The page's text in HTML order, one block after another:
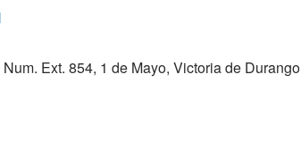
Ext. 854, 1 de Mayo, Victoria de Durango